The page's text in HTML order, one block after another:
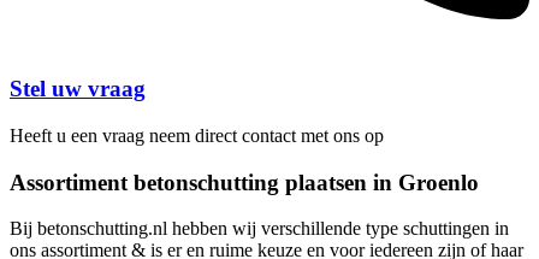
Stel uw vraag
Heeft u een vraag neem direct contact met ons op
Assortiment betonschutting plaatsen in Groenlo
Bij betonschutting.nl hebben wij verschillende type schuttingen in
ons assortiment & is er en ruime keuze en voor iedereen zijn of haar